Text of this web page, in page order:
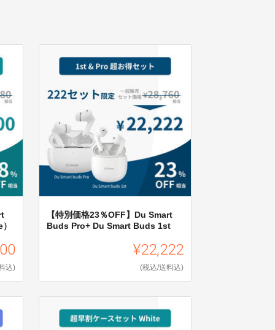
込)
【特別価格23％OFF】Du Smart
Buds Pro+ Du Smart Buds 1st
¥22,222
(税込/送料込)